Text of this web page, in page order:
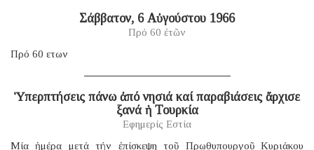
Σάββατον, 6 Αὐγούστου 1966
Πρό 60 ἐτῶν
Πρό 60 ετων
Ὑπερπτήσεις πάνω ἀπό νησιά καί παραβιάσεις ἄρχισε
ξανά ἡ Τουρκία
Εφημερίς Εστία
Μία ἡμέρα μετά τήν ἐπίσκεψη τοῦ Πρωθυπουργοῦ Κυριάκου